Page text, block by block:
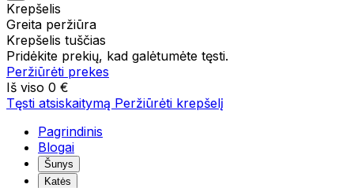
Krepšelis
Greita peržiūra
Krepšelis tuščias
Pridėkite prekių, kad galėtumėte tęsti.
Peržiūrėti prekes
Iš viso 0 €
Tęsti atsiskaitymą Peržiūrėti krepšelį
Pagrindinis
Blogai
Šunys
Katės